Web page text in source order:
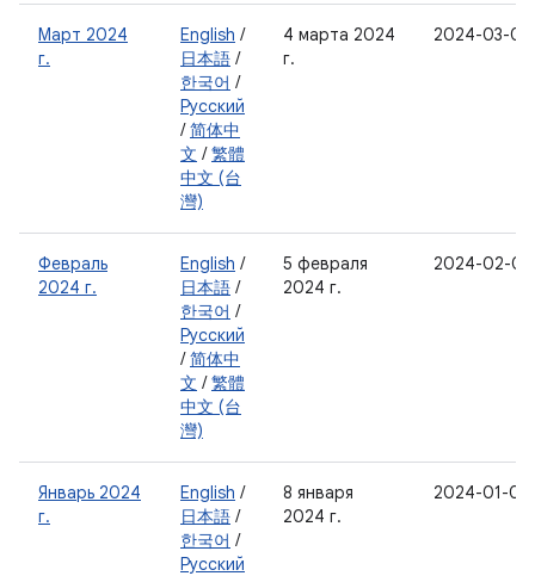
Март 2024
г.
English /
日本語 /
한국어 /
Русский
/简体中
文 /繁體
中文 (台
灣)
4 марта 2024
г.
2024-03-05
Февраль
2024 г.
English /
日本語 /
한국어 /
Русский
/简体中
文 /繁體
中文 (台
灣)
5 февраля
2024 г.
2024-02-05
Январь 2024
г.
English /
日本語 /
한국어 /
Русский
8 января
2024 г.
2024-01-05